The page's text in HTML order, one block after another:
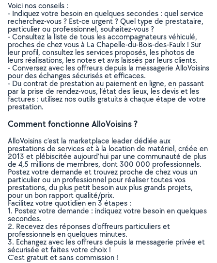
Voici nos conseils :
- Indiquez votre besoin en quelques secondes : quel service
recherchez-vous ? Est-ce urgent ? Quel type de prestataire,
particulier ou professionnel, souhaitez-vous ?
- Consultez la liste de tous les accompagnateurs véhiculé,
proches de chez vous à La Chapelle-du-Bois-des-Faulx ! Sur
leur profil, consultez les services proposés, les photos de
leurs réalisations, les notes et avis laissés par leurs clients.
- Conversez avec les offreurs depuis la messagerie AlloVoisins
pour des échanges sécurisés et efficaces.
- Du contrat de prestation au paiement en ligne, en passant
par la prise de rendez-vous, l’état des lieux, les devis et les
factures : utilisez nos outils gratuits à chaque étape de votre
prestation.
Comment fonctionne AlloVoisins ?
AlloVoisins c’est la marketplace leader dédiée aux
prestations de services et à la location de matériel, créée en
2013 et plébiscitée aujourd’hui par une communauté de plus
de 4,5 millions de membres, dont 300 000 professionnels.
Postez votre demande et trouvez proche de chez vous un
particulier ou un professionnel pour réaliser toutes vos
prestations, du plus petit besoin aux plus grands projets,
pour un bon rapport qualité/prix.
Facilitez votre quotidien en 3 étapes :
1. Postez votre demande : indiquez votre besoin en quelques
secondes.
2. Recevez des réponses d’offreurs particuliers et
professionnels en quelques minutes.
3. Echangez avec les offreurs depuis la messagerie privée et
sécurisée et faites votre choix !
C’est gratuit et sans commission !